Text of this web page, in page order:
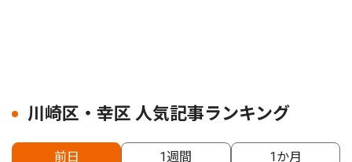
川崎区・幸区 人気記事ランキング
前日 1週間 1か月